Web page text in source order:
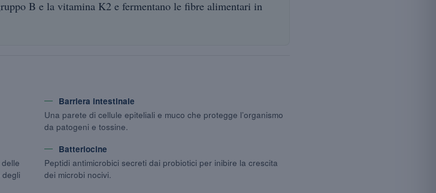
B e la vitamina K2 e fermentano le fibre alimentari in
Barriera intestinale
Una parete di cellule epiteliali e muco che protegge l’organismo
da patogeni e tossine.
Batteriocine
Peptidi antimicrobici secreti dai probiotici per inibire la crescita
dei microbi nocivi.